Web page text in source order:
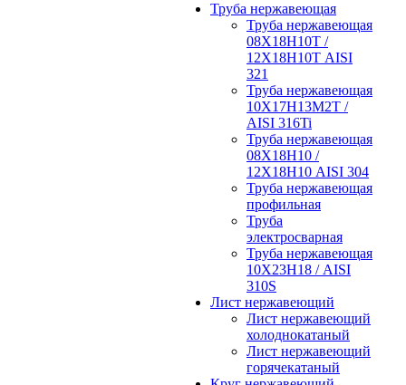
Труба нержавеющая
Труба нержавеющая
08Х18Н10Т /
12Х18Н10Т AISI
321
Труба нержавеющая
10Х17Н13М2Т /
AISI 316Ti
Труба нержавеющая
08Х18Н10 /
12Х18Н10 AISI 304
Труба нержавеющая
профильная
Труба
электросварная
Труба нержавеющая
10Х23Н18 / AISI
310S
Лист нержавеющий
Лист нержавеющий
холоднокатаный
Лист нержавеющий
горячекатаный